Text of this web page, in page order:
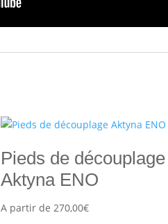
Pieds de découplage
Aktyna ENO
A partir de270,00€